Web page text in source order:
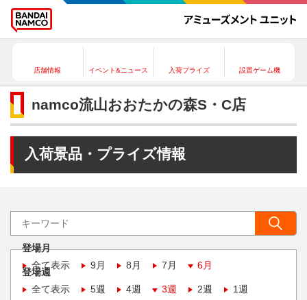
店舗情報 イベント&ニュース 入荷プライズ 設置ゲーム機
namco流山おおたかの森S・C店
入荷景品・プライズ情報
登場月
全て表示
9月 8月 7月 6月
登場週
全て表示
5週 4週 3週 2週 1週